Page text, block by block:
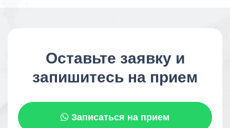
Оставьте заявку и
запишитесь на прием
Записаться на прием